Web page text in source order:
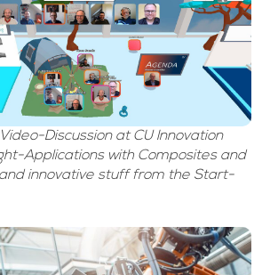
Discussion at CU Innovation
Applications with Composites and
innovative stuff from the Start-